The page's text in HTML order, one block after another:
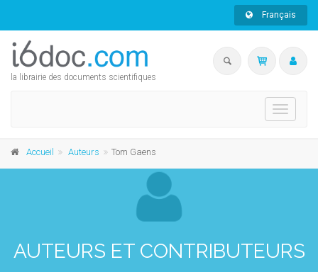
Français
la librairie des documents scientifiques
Toggle
Accueil Auteurs Tom Gaens
AUTEURS ET CONTRIBUTEURS